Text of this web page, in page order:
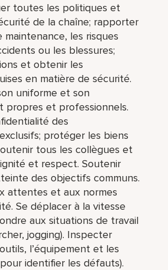
toutes les politiques et
de la chaîne; rapporter
les risques
ou les blessures;
et obtenir les
en matière de sécurité.
uniforme et son
propres et professionnels.
des
protéger les biens
tous les collègues et
et respect. Soutenir
des objectifs communs.
attentes et aux normes
Se déplacer à la vitesse
aux situations de travail
jogging). Inspecter
l’équipement et les
identifier les défauts).